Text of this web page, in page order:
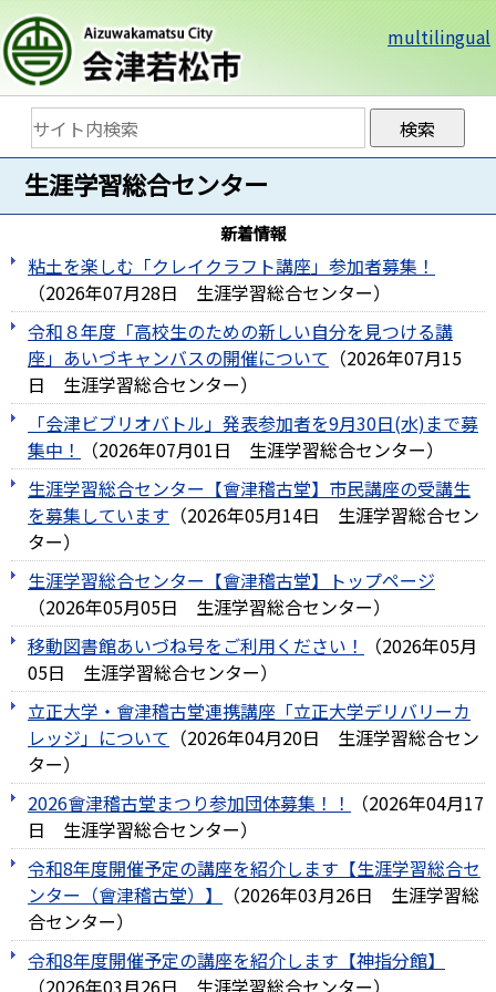
multilingual
生涯学習総合センター
新着情報
粘土を楽しむ「クレイクラフト講座」参加者募集！
（2026年07月28日 生涯学習総合センター）
令和８年度「高校生のための新しい自分を見つける講
座」あいづキャンバスの開催について （2026年07月15
日
生涯学習総合センター）
「会津ビブリオバトル」発表参加者を9月30日(水)まで募
集中！
（2026年07月01日 生涯学習総合センター）
生涯学習総合センター【會津稽古堂】市民講座の受講生
を募集しています （2026年05月14日
生涯学習総合セン
ター）
生涯学習総合センター【會津稽古堂】トップページ
（2026年05月05日 生涯学習総合センター）
移動図書館あいづね号をご利用ください！
（2026年05月
05日
生涯学習総合センター）
立正大学・會津稽古堂連携講座「立正大学デリバリーカ
レッジ」について （2026年04月20日
生涯学習総合セン
ター）
2026會津稽古堂まつり参加団体募集！！
（2026年04月17
日
生涯学習総合センター）
令和8年度開催予定の講座を紹介します【生涯学習総合セ
ンター（會津稽古堂）】
（2026年03月26日
生涯学習総
合センター）
令和8年度開催予定の講座を紹介します【神指分館】
（2026年03月26日 生涯学習総合センター）